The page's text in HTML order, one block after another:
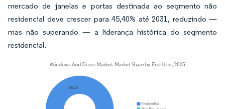
mercado de janelas e portas destinada ao segmento não
residencial deve crescer para 45,40% até 2031, reduzindo —
mas não superando — a liderança histórica do segmento
residencial.